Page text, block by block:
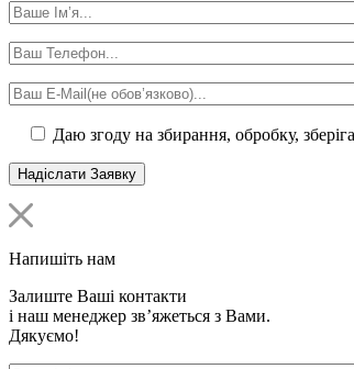
Даю згоду на збирання, обробку,
Напишіть нам
Залиште Ваші контакти
і наш менеджер зв’яжеться з Вами.
Дякуємо!